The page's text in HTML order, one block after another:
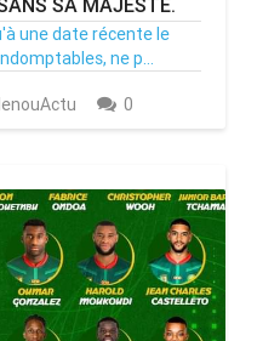
SA MAJESTÉ.
une date récente le
ne p...
0